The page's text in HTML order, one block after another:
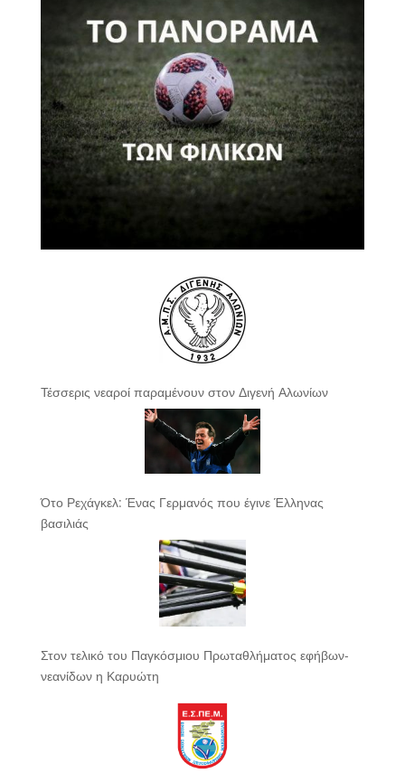
Τέσσερις νεαροί παραμένουν στον Διγενή Αλωνίων
Ότο Ρεχάγκελ: Ένας Γερμανός που έγινε Έλληνας
βασιλιάς
Στον τελικό του Παγκόσμιου Πρωταθλήματος εφήβων-
νεανίδων η Καρυώτη